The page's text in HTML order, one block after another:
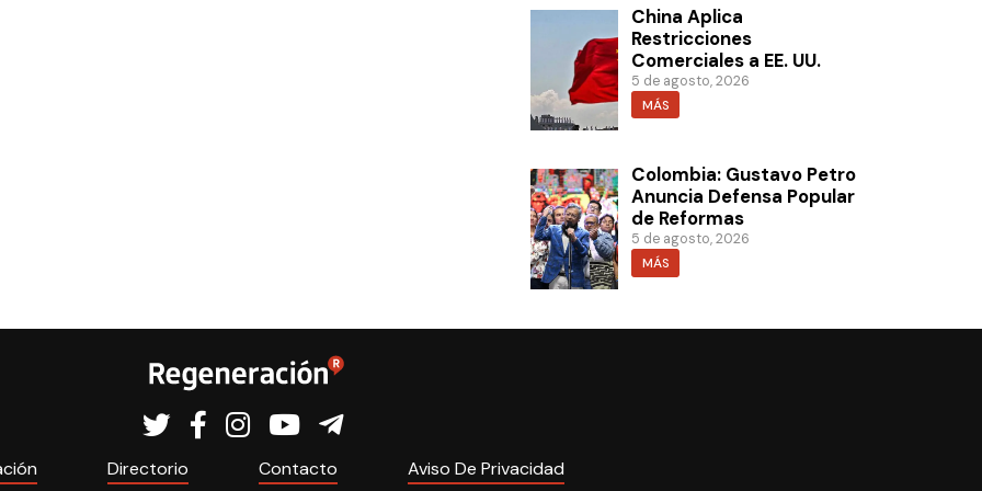
China Aplica
Restricciones
Comerciales a EE. UU.
5 de agosto, 2026
MÁS
Colombia: Gustavo Petro
Anuncia Defensa Popular
de Reformas
5 de agosto, 2026
MÁS
Directorio Contacto Aviso De Privacidad